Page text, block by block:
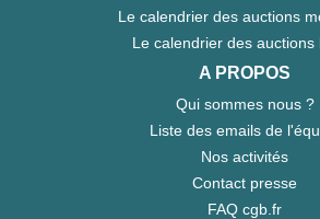
Le calendrier des auctions
Le calendrier des auctions
A PROPOS
Qui sommes nous ?
Liste des emails de
Nos activités
Contact presse
FAQ cgb.fr